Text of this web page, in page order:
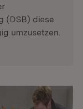
(DSB) diese
umzusetzen.